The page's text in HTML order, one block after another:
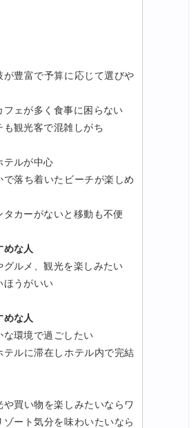
が豊富で予算に応じて選びや
フェが多く食事に困らない
も観光客で混雑しがち
テルが中心
で落ち着いたビーチが楽しめ
タカーがないと移動も不便
めな人
グルメ、観光を楽しみたい
ほうがいい
めな人
な環境で過ごしたい
テルに滞在しホテル内で完結
や買い物を楽しみたいならワ
ゾート気分を味わいたいなら